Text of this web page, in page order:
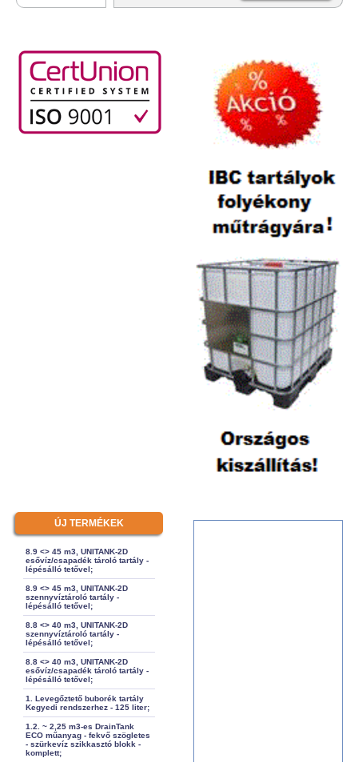
ÚJ TERMÉKEK
8.9 <> 45 m3, UNITANK-2D
esővíz/csapadék tároló tartály -
lépésálló tetővel;
8.9 <> 45 m3, UNITANK-2D
szennyvíztároló tartály -
lépésálló tetővel;
8.8 <> 40 m3, UNITANK-2D
szennyvíztároló tartály -
lépésálló tetővel;
8.8 <> 40 m3, UNITANK-2D
esővíz/csapadék tároló tartály -
lépésálló tetővel;
1. Levegőztető buborék tartály
Kegyedi rendszerhez - 125 liter;
1.2. ~ 2,25 m3-es DrainTank
ECO műanyag - fekvő szögletes
- szürkevíz szikkasztó blokk -
komplett;